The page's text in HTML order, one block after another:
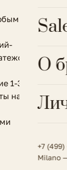
Весь
О
+7
Milano
из
1-3
на наш